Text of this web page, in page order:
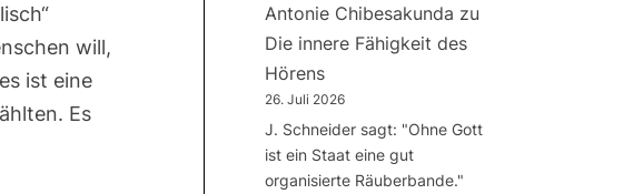
will,
ist eine
Es
Antonie Chibesakunda zu
Die innere Fähigkeit des
Hörens
26. Juli 2026
J. Schneider sagt: "Ohne Gott
ist ein Staat eine gut
organisierte Räuberbande."